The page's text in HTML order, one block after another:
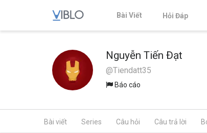
Bài Viết Hỏi Đáp
Nguyễn Tiến Đạt
@Tiendatt35
Báo cáo
Bài viết Series Câu hỏi Câu trả lời